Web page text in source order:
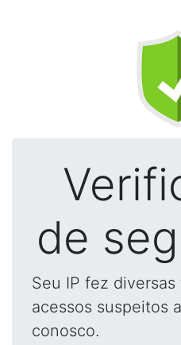
de
Seu IP fez
acessos suspeitos
conosco.